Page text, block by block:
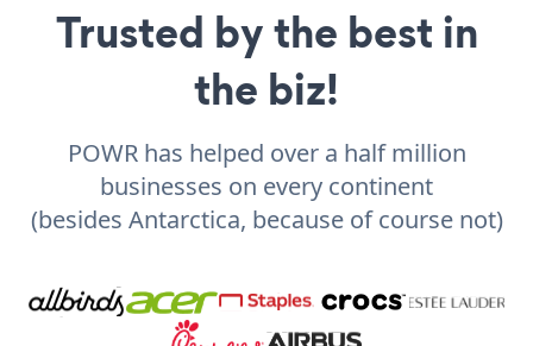
Trusted by the best in
the biz!
POWR has helped over a half million
businesses on every continent
(besides Antarctica, because of course not)